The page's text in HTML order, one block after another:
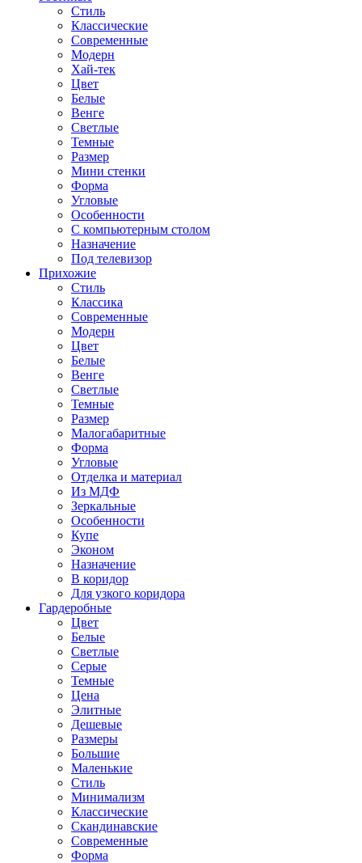
Стиль
Классические
Современные
Модерн
Хай-тек
Цвет
Белые
Венге
Светлые
Темные
Размер
Мини стенки
Форма
Угловые
Особенности
С компьютерным столом
Назначение
Под телевизор
Прихожие
Стиль
Классика
Современные
Модерн
Цвет
Белые
Венге
Светлые
Темные
Размер
Малогабаритные
Форма
Угловые
Отделка и материал
Из МДФ
Зеркальные
Особенности
Купе
Эконом
Назначение
В коридор
Для узкого коридора
Гардеробные
Цвет
Белые
Светлые
Серые
Темные
Цена
Элитные
Дешевые
Размеры
Большие
Маленькие
Стиль
Минимализм
Классические
Скандинавские
Современные
Форма